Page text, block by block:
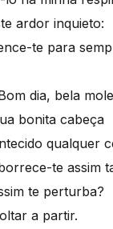
ardor inquieto:
te para
dia, bela
bonita cabeça
qualquer
te assim
te perturba?
a partir.